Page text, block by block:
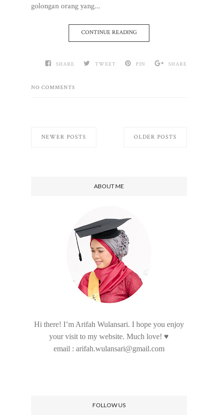
golongan orang yang...
CONTINUE READING
SHARE TWEET PIN SHARE
NO COMMENTS
NEWER POSTS OLDER POSTS
ABOUT ME
Hi there! I’m Arifah Wulansari. I hope you enjoy
your visit to my website. Much love! ♥
email : arifah.wulansari@gmail.com
FOLLOW US